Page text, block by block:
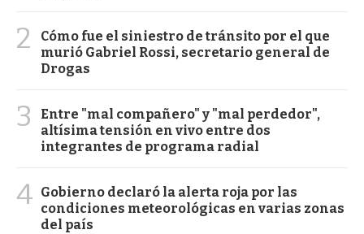
2
Cómo fue el siniestro de tránsito por el que
murió Gabriel Rossi, secretario general de
Drogas
3
Entre "mal compañero" y "mal perdedor",
altísima tensión en vivo entre dos
integrantes de programa radial
4 Gobierno declaró la alerta roja por las
condiciones meteorológicas en varias zonas
del país